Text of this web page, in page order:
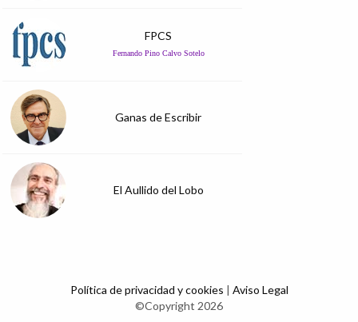
FPCS
Fernando Pino Calvo Sotelo
Ganas de Escribir
El Aullido del Lobo
Política de privacidad y cookies | Aviso Legal
©Copyright 2026